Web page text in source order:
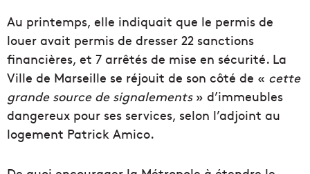
Au printemps, elle indiquait que le permis de
louer avait permis de dresser 22 sanctions
financières, et 7 arrêtés de mise en sécurité. La
Ville de Marseille se réjouit de son côté de « cette
grande source de signalements» d’immeubles
dangereux pour ses services, selon l’adjoint au
logement Patrick Amico.